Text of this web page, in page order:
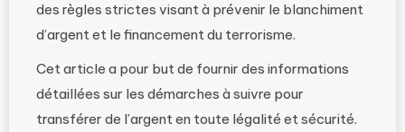
des règles strictes visant à prévenir le blanchiment
d’argent et le financement du terrorisme.
Cet article a pour but de fournir des informations
détaillées sur les démarches à suivre pour
transférer de l’argent en toute légalité et sécurité.